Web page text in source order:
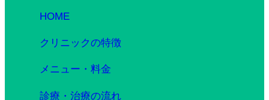
HOME
クリニックの特徴
メニュー・料金
診療・治療の流れ